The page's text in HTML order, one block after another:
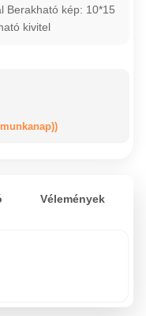
Berakható kép: 10*15
kivitel
Vélemények